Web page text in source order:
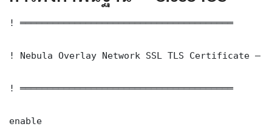
! ═══════════════════════════════════════
! Nebula Overlay Network SSL TLS Certificate —
! ═══════════════════════════════════════
enable